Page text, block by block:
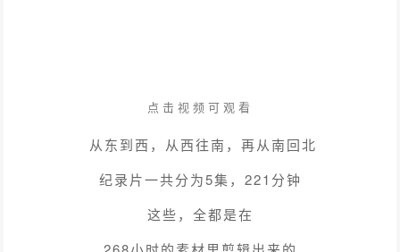
点击视频可观看
从东到西，从西往南，再从南回北
纪录片一共分为5集，221分钟
这些，全都是在